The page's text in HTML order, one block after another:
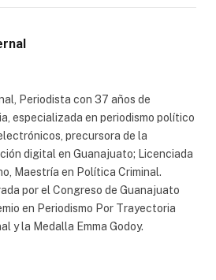
Periodista con 37 años de
especializada en periodismo político
precursora de la
digital en Guanajuato; Licenciada
Maestría en Política Criminal.
por el Congreso de Guanajuato
en Periodismo Por Trayectoria
y la Medalla Emma Godoy.